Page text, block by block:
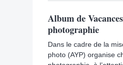
Album de
photographie
Dans le cadre de la
photo (AYP) organise